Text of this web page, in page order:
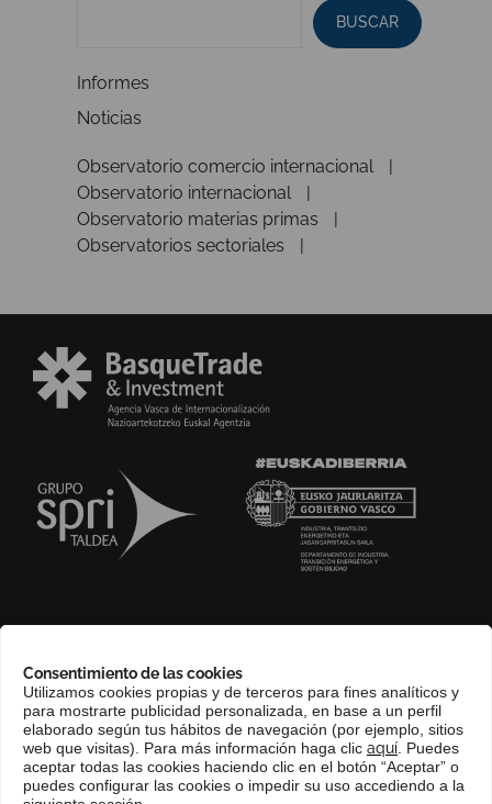
Consentimiento de las cookies
Utilizamos cookies propias y de terceros para fines analíticos y
para mostrarte publicidad personalizada, en base a un perfil
elaborado según tus hábitos de navegación (por ejemplo, sitios
web que visitas). Para más información haga clic aquí . Puedes
aceptar todas las cookies haciendo clic en el botón “Aceptar” o
puedes configurar las cookies o impedir su uso accediendo a la
BUSCAR
Informes
Noticias
Observatorio comercio internacional
Observatorio internacional
Observatorio materias primas
Observatorios sectoriales
COMPLIANCE CHANNEL
CONTACTO
EUSKERA
PERFIL DEL CONTRATANTE